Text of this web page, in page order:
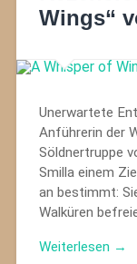
Wings“
Unerwartete
Anführerin der
Söldnertruppe
Smilla einem
an bestimmt:
Walküren
Weiterlesen →